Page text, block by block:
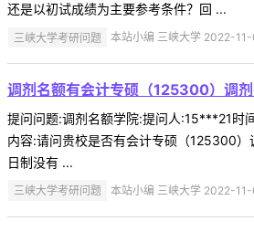
还是以初试成绩为主要参考条件？回 ...
三峡大学考研问题 本站小编 三峡大学 2022-
调剂名额有会计专硕（125300）调
提问问题:调剂名额学院:提问人:15***21
内容:请问贵校是否有会计专硕（125300
日制没有 ...
三峡大学考研问题 本站小编 三峡大学 2022-